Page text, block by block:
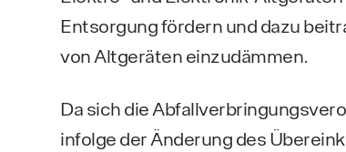
Entsorgung fördern und dazu
von Altgeräten einzudämmen.
Da sich die
infolge der Änderung des